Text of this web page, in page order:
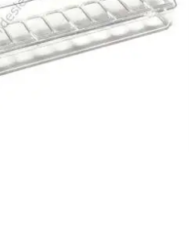
Saka ve Doğa Kuşu
Yemleri
Güvercin Yemleri
Kumlar